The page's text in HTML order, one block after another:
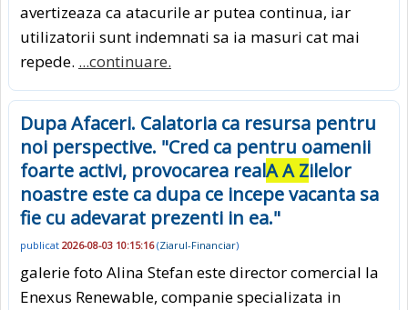
avertizeaza ca atacurile ar putea continua, iar
utilizatorii sunt indemnati sa ia masuri cat mai
repede. ...continuare.
Dupa Afaceri. Calatoria ca resursa pentru
noi perspective. "Cred ca pentru oamenii
foarte activi, provocarea realA A Zilelor
noastre este ca dupa ce incepe vacanta sa
fie cu adevarat prezenti in ea."
publicat 2026-08-03 10:15:16(Ziarul-Financiar)
galerie foto Alina Stefan este director comercial la
Enexus Renewable, companie specializata in